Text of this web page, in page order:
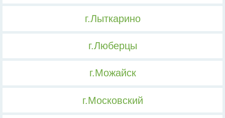
г.Лыткарино
г.Люберцы
г.Можайск
г.Московский